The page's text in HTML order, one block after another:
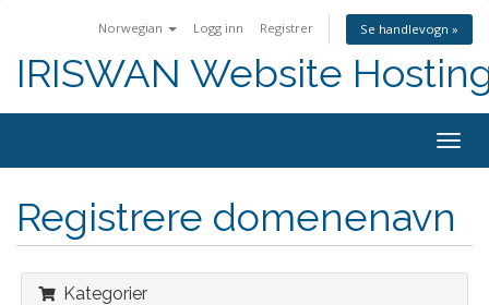
Norwegian Logg inn Registrer Se handlevogn »
IRISWAN Website
Bytt
Registrere domenenavn
Kategorier